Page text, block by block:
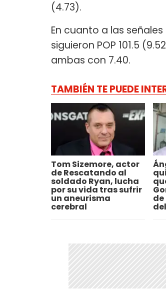
(4.73).
En cuanto a las señales
siguieron POP 101.5
ambas con 7.40.
TAMBIÉN TE PUEDE
Tom Sizemore, actor
de Rescatando al
soldado Ryan, lucha
por su vida tras sufrir
un aneurisma
cerebral